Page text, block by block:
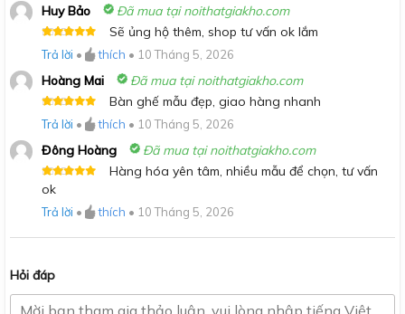
Huy Bảo Đã mua tại noithatgiakho.com
hạng5
5
Sẽ ủng hộ thêm, shop tư vấn ok lắm
Trả lời • thích • 10 Tháng 5, 2026
Hoàng Mai Đã mua tại noithatgiakho.com
hạng5
5
Bàn ghế mẫu đẹp, giao hàng nhanh
Trả lời • thích • 10 Tháng 5, 2026
Đông Hoàng Đã mua tại noithatgiakho.com
Được xếp
hạng
sao
Hàng hóa yên tâm, nhiều mẫu để chọn, tư vấn
ok
Trả lời • thích • 10 Tháng 5, 2026
Hỏi đáp